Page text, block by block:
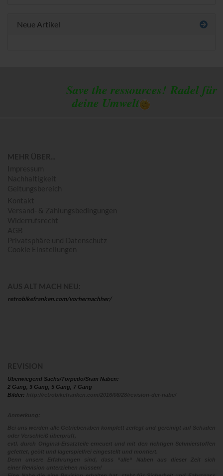
Neue Artikel
Save the ressources! Radel für
deine Umwelt
retrobikefranken.com/vorhernachher/
Überwiegend Sachs/Torpedo/Sram Naben:
2 Gang, 3 Gang, 5 Gang, 7 Gang
Bilder: